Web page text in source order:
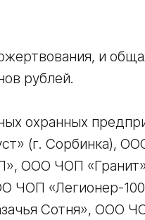
и
рублей.
охранных
(г. Сорбинка),
ООО ЧОП
ЧОП «Легионер-
Сотня», ООО